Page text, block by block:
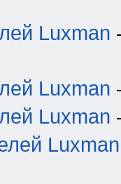
Luxman
Luxman
Luxman
Luxman